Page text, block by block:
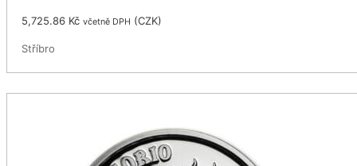
5,725.86 Kč včetně DPH (CZK)
Stříbro